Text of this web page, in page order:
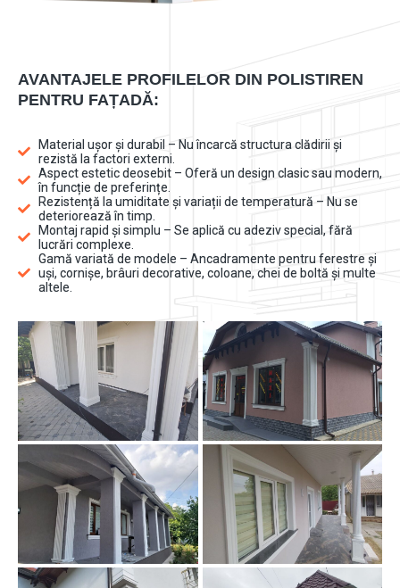
AVANTAJELE PROFILELOR DIN POLISTIREN
PENTRU FAȚADĂ:
Material ușor și durabil – Nu încarcă structura clădirii și
rezistă la factori externi.
Aspect estetic deosebit – Oferă un design clasic sau modern,
în funcție de preferințe.
Rezistență la umiditate și variații de temperatură – Nu se
deteriorează în timp.
Montaj rapid și simplu – Se aplică cu adeziv special, fără
lucrări complexe.
Gamă variată de modele – Ancadramente pentru ferestre și
uși, cornișe, brâuri decorative, coloane, chei de boltă și multe
altele.